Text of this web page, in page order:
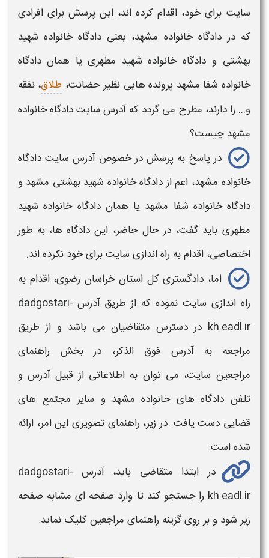
سایت برای خود، اقدام کرده اند، این پرسش برای افرادی
که در دادگاه خانواده مشهد، یعنی دادگاه خانواده شهید
بهشتی و دادگاه خانواده شهید مطهری یا همان دادگاه
خانواده شفا مشهد پرونده هایی نظیر حضانت، طلاق، نفقه
و... را دارند، مطرح می گردد که آدرس سایت دادگاه خانواده
مشهد چیست؟
در پاسخ به پرسش در خصوص آدرس سایت دادگاه
خانواده مشهد، اعم ازدادگاه خانواده شهید بهشتی مشهد و
دادگاه خانواده شفا مشهد یا همان دادگاه خانواده شهید
مطهری باید گفت، در حال حاضر، این دادگاه ها، به طور
اختصاصی، اقدام به راه اندازی سایتبرای خود نکرده اند.
اما، دادگستری کل استان خراسان رضوی، اقدام به
راه اندازی سایت نموده که از طریق آدرس dadgostari-
kh.eadl.ir در دسترس متقاضیان می باشد و از طریق
مراجعه به آدرس فوق الذکر، در بخش راهنمای
مراجعین سایت، می توان به اطلاعاتی از قبیل آدرس و
تلفن دادگاه های خانواده مشهد و سایر مجتمع های
قضایی دست یافت. در زیر، راهنمای تصویری این امر، ارائه
شده است:
در ابتدا متقاضی باید، آدرس dadgostari-
kh.eadl.ir را جستجو کند تا وارد صفحه ای مشابه صفحه
زیر شود و بر روی گزینه راهنمای مراجعین کلیک نماید.